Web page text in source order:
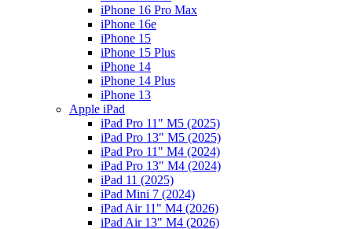
iPhone 16 Pro Max
iPhone 16e
iPhone 15
iPhone 15 Plus
iPhone 14
iPhone 14 Plus
iPhone 13
Apple iPad
iPad Pro 11" M5 (2025)
iPad Pro 13" M5 (2025)
iPad Pro 11" M4 (2024)
iPad Pro 13" M4 (2024)
iPad 11 (2025)
iPad Mini 7 (2024)
iPad Air 11" M4 (2026)
iPad Air 13" M4 (2026)